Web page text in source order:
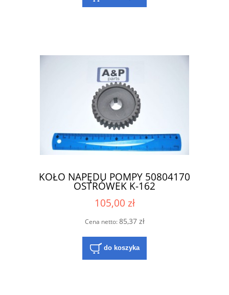
KOŁO NAPĘDU POMPY 50804170
OSTRÓWEK K-162
105,00 zł
Cena netto:85,37 zł
do koszyka